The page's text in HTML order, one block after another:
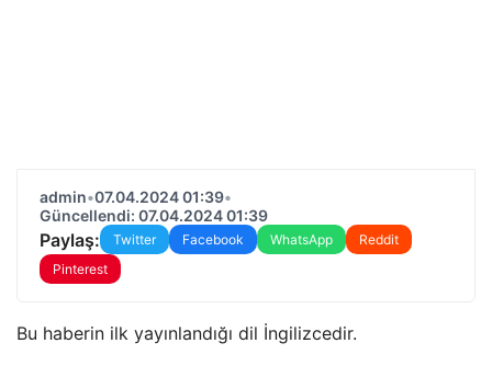
admin•07.04.2024 01:39•
Güncellendi: 07.04.2024 01:39
Paylaş: Twitter Facebook WhatsApp
Reddit
Pinterest
Bu haberin ilk yayınlandığı dil İngilizcedir.